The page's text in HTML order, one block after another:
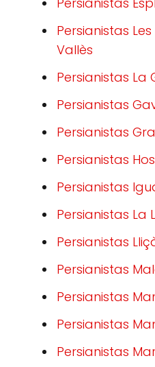
Persianistas
Vallès
Persianistas La
Persianistas
Persianistas
Persianistas
Persianistas
Persianistas La
Persianistas
Persianistas
Persianistas
Persianistas
Persianistas